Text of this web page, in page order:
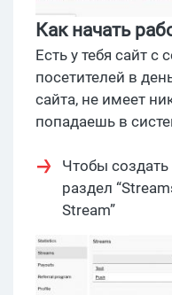
Как начать
Есть у тебя сайт
посетителей в
сайта, не имеет
попадаешь в
Чтобы
раздел
Stream”